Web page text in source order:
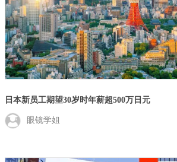
日本新员工期望30岁时年薪超500万日元
眼镜学姐